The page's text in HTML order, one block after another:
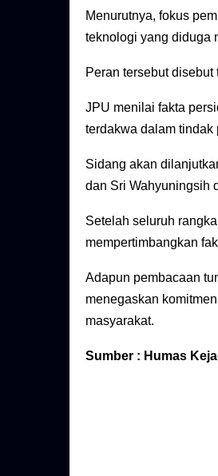
Menurutnya, fokus
teknologi yang diduga
Peran tersebut
JPU menilai fakta
terdakwa dalam
Sidang akan
dan Sri Wahyuningsih
Setelah seluruh
mempertimbangkan
Adapun pembacaan
menegaskan
masyarakat.
Sumber : Humas